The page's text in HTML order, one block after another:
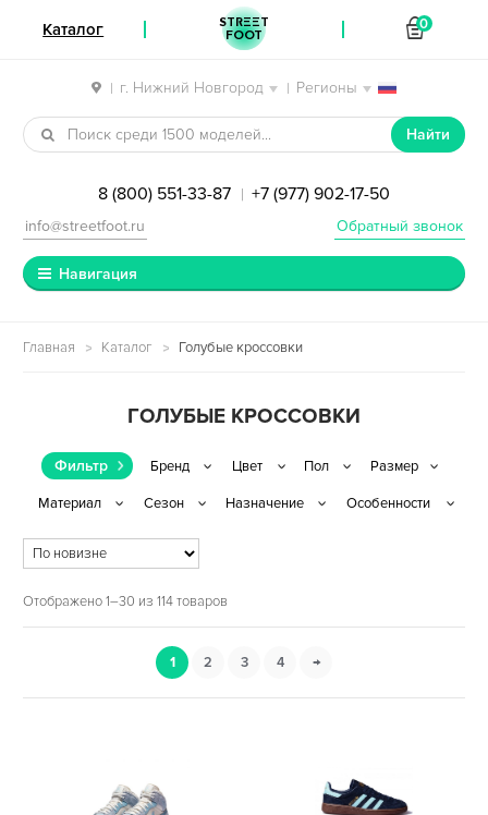
| г. Нижний Новгород | Регионы
Перейти к навигации
Перейти к содержимому
Найти
8 (800) 551-33-87 | +7 (977) 902-17-50
Обратный звонок
info@streetfoot.ru
Навигация
Главная Каталог Голубые кроссовки
ГОЛУБЫЕ КРОССОВКИ
Фильтр
Отображено 1–30 из 114 товаров
1 2 3 4 →
Каталог STREET
FOOT
0